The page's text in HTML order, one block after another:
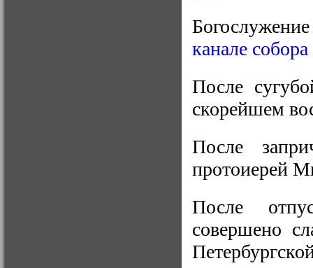
канале собора
После
скорейшем
После
протоиерей
После
совершено